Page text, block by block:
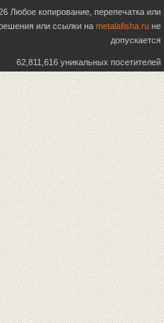
Любое копирование, перепечатка или
или ссылки на metalafisha.ru не
допускается
62,811,616 уникальных посетителей